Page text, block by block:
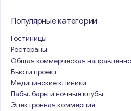
Популярные категории
Гостиницы
Рестораны
Общая коммерческая
Бьюти проект
Медицинские клиники
Пабы, бары и ночные клубы
Электронная коммерция